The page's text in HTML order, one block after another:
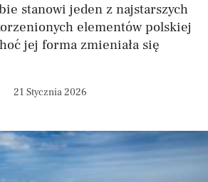
stanowi jeden z najstarszych
elementów polskiej
jej forma zmieniała się
21 Stycznia 2026